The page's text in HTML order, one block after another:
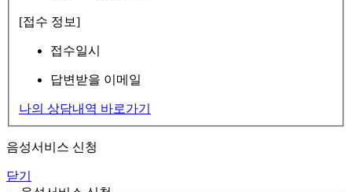
[접수 정보]
접수일시
답변받을 이메일
나의 상담내역 바로가기
음성서비스 신청
닫기